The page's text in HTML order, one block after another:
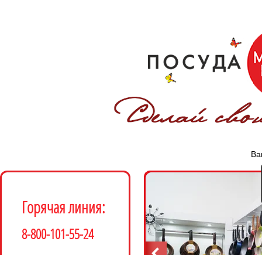
Горячая линия:
8-800-101-55-24